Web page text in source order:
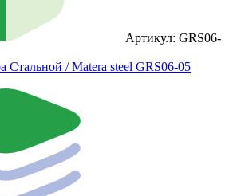
Артикул: GRS06-
Стальной / Matera steel GRS06-05